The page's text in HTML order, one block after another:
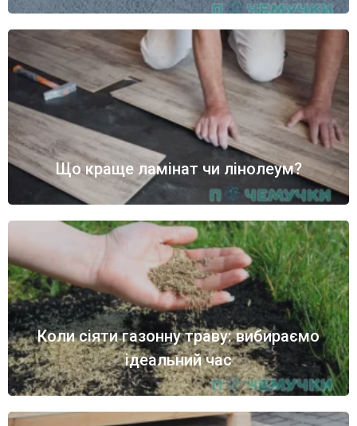
Що краще ламінат чи лінолеум?
Коли сіяти газонну траву: вибираємо
ідеальний час